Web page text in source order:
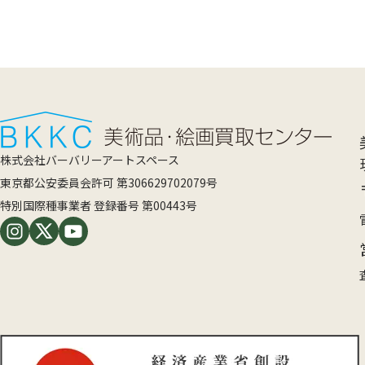
株式会社バーバリーアートスペース
東京都公安委員会許可 第306629702079号
特別国際種事業者 登録番号 第00443号